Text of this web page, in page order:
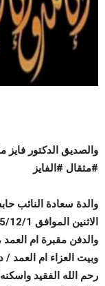
والصديق الدكتور
#مثقال #الفايز
والدة سعادة النائب
والدفن مقبرة ام العمد
وبيت العزاء ام العمد /
رحم الله الفقيد